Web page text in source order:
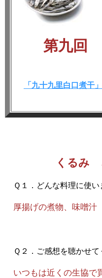
第九回
「九十九里白口煮干」
くるみ
Ｑ１．どんな料理に使い
厚揚げの煮物、味噌汁
Ｑ２．ご感想を聴かせて
いつもは近くの生協で